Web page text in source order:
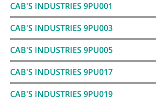
CAB'S INDUSTRIES 9PU001
CAB'S INDUSTRIES 9PU003
CAB'S INDUSTRIES 9PU005
CAB'S INDUSTRIES 9PU017
CAB'S INDUSTRIES 9PU019